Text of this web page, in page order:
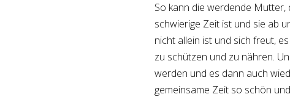
So kann die werdende Mutter,
schwierige Zeit ist und sie ab
nicht allein ist und sich freut,
zu schützen und zu nähren.
werden und es dann auch
gemeinsame Zeit so schön